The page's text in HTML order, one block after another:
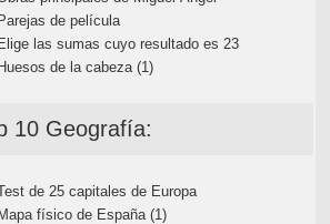
de película
las sumas cuyo resultado es 23
de la cabeza (1)
10 Geografía:
de 25 capitales de Europa
físico de España (1)